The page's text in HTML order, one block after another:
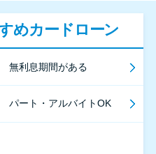
めカードローン
無利息期間がある
パート・アルバイトOK